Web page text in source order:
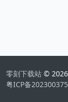
零刻下载站 © 2026
粤ICP备